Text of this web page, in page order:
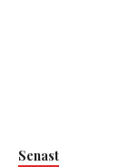
Senast